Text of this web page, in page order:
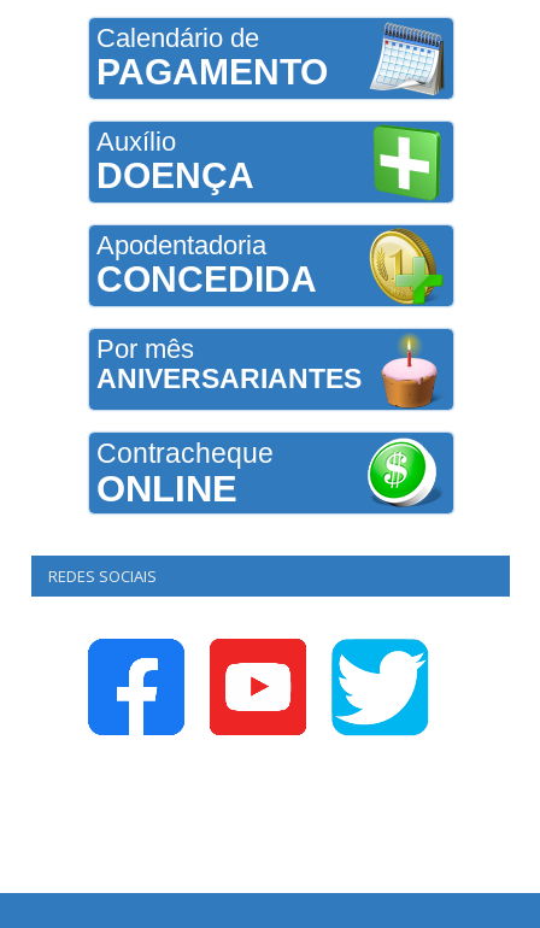
Calendário de
PAGAMENTO
Auxílio
DOENÇA
Apodentadoria
CONCEDIDA
Por mês
ANIVERSARIANTES
Contracheque
ONLINE
REDES SOCIAIS